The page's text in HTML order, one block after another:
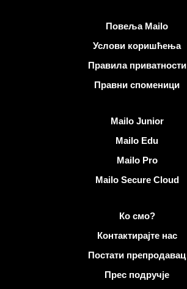
Повеља Mailo
Услови коришћења
Правила приватности
Правни споменици
Mailo Junior
Mailo Edu
Mailo Pro
Mailo Secure Cloud
Више информација на Mailo
Ко смо?
Контактирајте нас
Постати препродавац
Прес подручје